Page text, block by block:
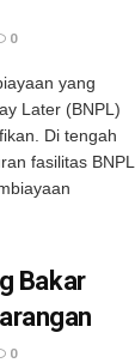
0
yang
Later (BNPL)
Di tengah
fasilitas BNPL
Bakar
0